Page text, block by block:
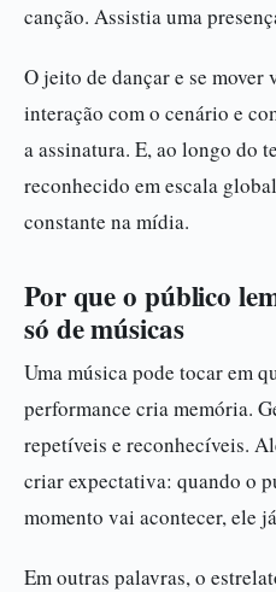
canção. Assistia uma
O jeito de dançar e se
interação com o cenário e
a assinatura. E, ao longo do
reconhecido em escala
constante na mídia.
Por que o público
só de músicas
Uma música pode tocar em
performance cria memória.
repetíveis e reconhecíveis.
criar expectativa: quando o
momento vai acontecer, ele
Em outras palavras, o